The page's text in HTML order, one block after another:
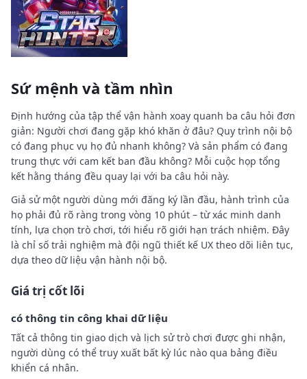
Sứ mệnh và tầm nhìn
Định hướng của tập thể vận hành xoay quanh ba câu hỏi đơn
giản: Người chơi đang gặp khó khăn ở đâu? Quy trình nội bộ
có đang phục vụ họ đủ nhanh không? Và sản phẩm có đang
trung thực với cam kết ban đầu không? Mỗi cuộc họp tổng
kết hằng tháng đều quay lại với ba câu hỏi này.
Giả sử một người dùng mới đăng ký lần đầu, hành trình của
họ phải đủ rõ ràng trong vòng 10 phút – từ xác minh danh
tính, lựa chọn trò chơi, tới hiểu rõ giới hạn trách nhiệm. Đây
là chỉ số trải nghiệm mà đội ngũ thiết kế UX theo dõi liên tục,
dựa theo dữ liệu vận hành nội bộ.
Giá trị cốt lõi
có thông tin công khai dữ liệu
Tất cả thông tin giao dịch và lịch sử trò chơi được ghi nhận,
người dùng có thể truy xuất bất kỳ lúc nào qua bảng điều
khiển cá nhân.